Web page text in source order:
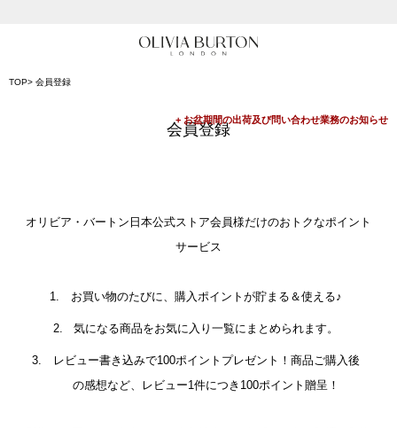
TOP 会員登録
会員登録
オリビア・バートン日本公式ストア会員様だけのおトクなポイント
サービス
お買い物のたびに、購入ポイントが貯まる＆使える♪
気になる商品をお気に入り一覧にまとめられます。
レビュー書き込みで100ポイントプレゼント！商品ご購入後
の感想など、レビュー1件につき100ポイント贈呈！